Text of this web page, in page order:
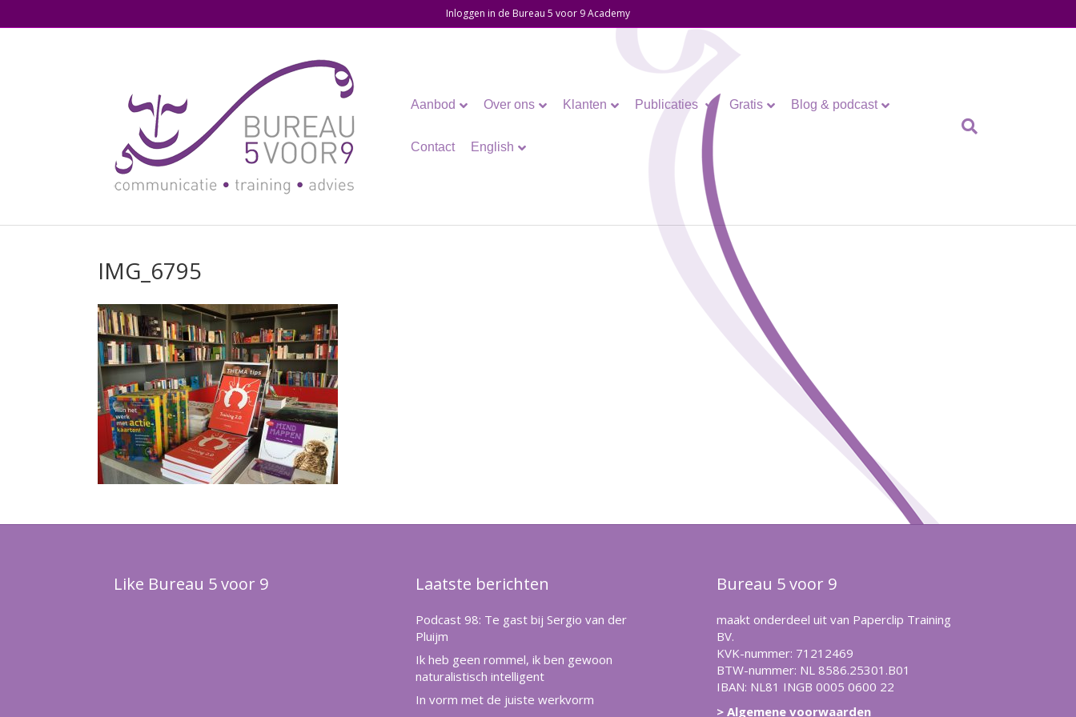
Inloggen in de Bureau 5 voor 9 Academy
Aanbod Over ons Klanten Publicaties Gratis Blog & podcast
Contact English
IMG_6795
Like Bureau 5 voor 9 Laatste berichten
Podcast 98: Te gast bij Sergio van der
Pluijm
Ik heb geen rommel, ik ben gewoon
naturalistisch intelligent
In vorm met de juiste werkvorm
Bureau 5 voor 9
maakt onderdeel uit van Paperclip Training
BV.
KVK-nummer: 71212469
BTW-nummer: NL 8586.25301.B01
IBAN: NL81 INGB 0005 0600 22
> Algemene voorwaarden